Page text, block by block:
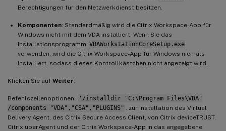
Berechtigungen für den Netzwerkdienst besitzen.
Komponenten: Standardmäßig wird die Citrix Workspace-App für
Windows nicht mit dem VDA installiert. Wenn Sie das
Installationsprogramm VDAWorkstationCoreSetup.exe
verwenden, wird die Citrix Workspace-App für Windows niemals
installiert, sodass dieses Kontrollkästchen nicht angezeigt wird.
Klicken Sie auf Weiter
Befehlszeilenoptionen:
'/installdir "C:\Program Files\VDA"
/components "VDA","CSA","PLUGINS"
. zur Installation des Virtual
Delivery Agent, des Citrix Secure Access Client, von Citrix deviceTRUST,
Citrix uberAgent und der Citrix Workspace-App in das angegebene